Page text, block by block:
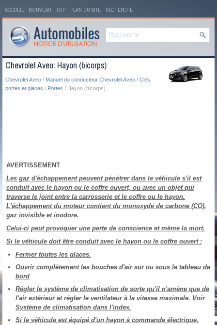
ACCUEIL NOUVEAU TOP PLAN DU SITE RECHERCHE
Chevrolet Aveo: Hayon (bicorps)
Chevrolet Aveo / Manuel du conducteur Chevrolet Aveo / Clés,
portes et glaces / Portes / Hayon (bicorps)
AVERTISSEMENT
Les gaz d'échappement peuvent pénétrer dans le véhicule s'il est
conduit avec le hayon ou le coffre ouvert, ou avec un objet qui
traverse le joint entre la carrosserie et le coffre ou le hayon.
L'échappement du moteur contient du monoxyde de carbone (CO),
gaz invisible et inodore.
Celui-ci peut provoquer une perte de conscience et même la mort.
Si le véhicule doit être conduit avec le hayon ou le coffre ouvert :
Fermer toutes les glaces.
Ouvrir complètement les bouches d'air sur ou sous le tableau de
bord
Régler le système de climatisation de sorte qu'il n'amène que de
l'air extérieur et régler le ventilateur à la vitesse maximale. Voir
Système de climatisation dans l'index.
Si le véhicule est équipé d'un hayon à commande électrique,